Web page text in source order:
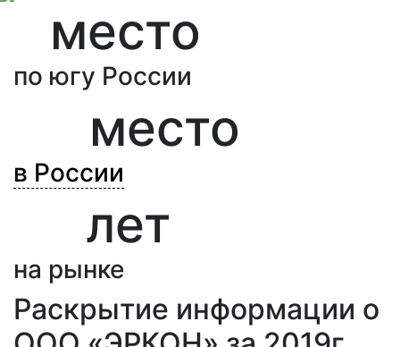
место
по югу России
место
в России
лет
на рынке
Раскрытие информации о